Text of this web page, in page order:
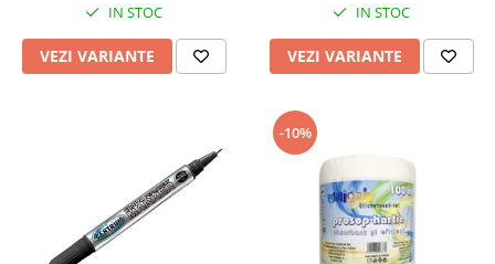
IN STOC
VEZI VARIANTE
IN STOC
VEZI VARIANTE
-10%